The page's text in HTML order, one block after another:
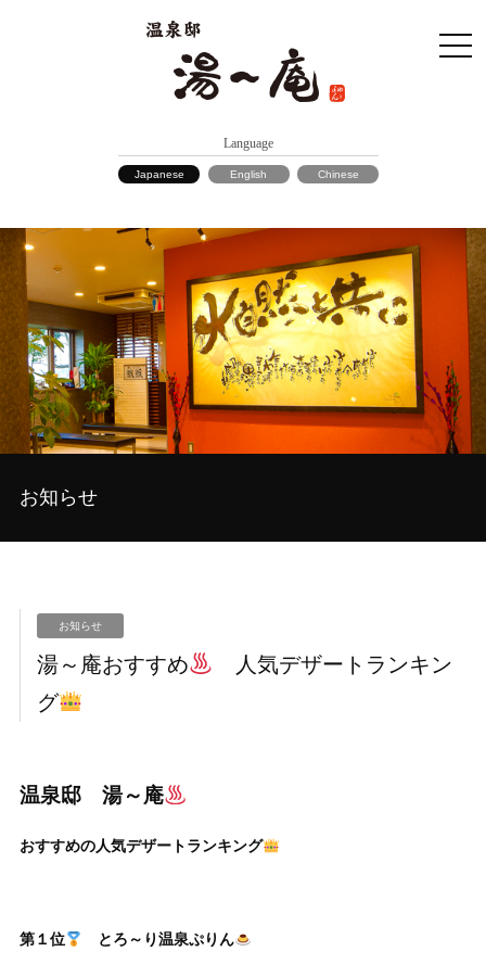
Language
Japanese English Chinese
お知らせ
お知らせ
湯～庵おすすめ
人気デザートランキン
グ
温泉邸 湯～庵
おすすめの人気デザートランキング
第１位 とろ～り温泉ぷりん